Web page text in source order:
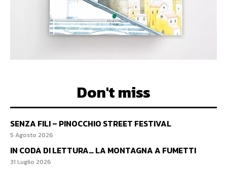
Don't miss
SENZA FILI – PINOCCHIO STREET FESTIVAL
5 Agosto 2026
IN CODA DI LETTURA… LA MONTAGNA A FUMETTI
31 Luglio 2026